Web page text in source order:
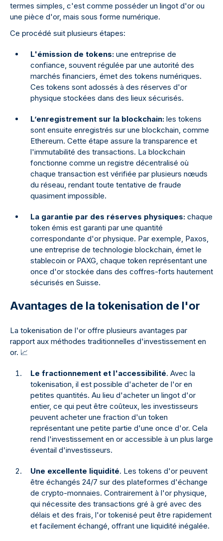
termes simples, c'est comme posséder un lingot d'or ou
une pièce d'or, mais sous forme numérique.
Ce procédé suit plusieurs étapes:
L'émission de tokens: une entreprise de
confiance, souvent régulée par une autorité des
marchés financiers, émet des tokens numériques.
Ces tokens sont adossés à des réserves d'or
physique stockées dans des lieux sécurisés.
L’enregistrement sur la blockchain: les tokens
sont ensuite enregistrés sur une blockchain, comme
Ethereum. Cette étape assure la transparence et
l'immutabilité des transactions. La blockchain
fonctionne comme un registre décentralisé où
chaque transaction est vérifiée par plusieurs nœuds
du réseau, rendant toute tentative de fraude
quasiment impossible.
La garantie par des réserves physiques: chaque
token émis est garanti par une quantité
correspondante d'or physique. Par exemple, Paxos,
une entreprise de technologie blockchain, émet le
stablecoin or PAXG, chaque token représentant une
once d'or stockée dans des coffres-forts hautement
sécurisés en Suisse.
Avantages de la tokenisation de l'or
La tokenisation de l'or offre plusieurs avantages par
rapport aux méthodes traditionnelles d'investissement en
or. 📈
Le fractionnement et l'accessibilité. Avec la
tokenisation, il est possible d'acheter de l'or en
petites quantités. Au lieu d'acheter un lingot d'or
entier, ce qui peut être coûteux, les investisseurs
peuvent acheter une fraction d'un token
représentant une petite partie d'une once d'or. Cela
rend l'investissement en or accessible à un plus large
éventail d'investisseurs.
Une excellente liquidité. Les tokens d'or peuvent
être échangés 24/7 sur des plateformes d'échange
de crypto-monnaies. Contrairement à l'or physique,
qui nécessite des transactions gré à gré avec des
délais et des frais, l'or tokenisé peut être rapidement
et facilement échangé, offrant une liquidité inégalée.